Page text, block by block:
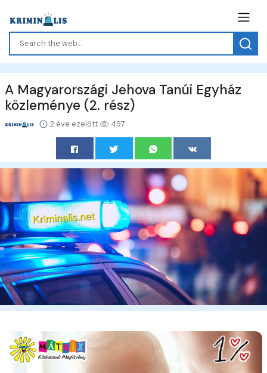
A Magyarországi Jehova Tanúi Egyház
közleménye (2. rész)
2 éve ezelőtt 497